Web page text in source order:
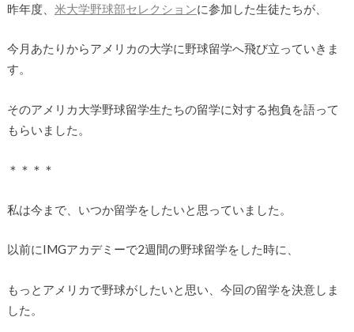
昨年度、 米大学野球部セレクションに参加した生徒たちが、
今月あたりからアメリカの大学に野球留学へ飛び立っていきま
す。
そのアメリカ大学野球留学生たちの留学に対する抱負を語って
もらいました。
＊＊＊＊
私は今まで、いつか留学をしたいと思っていました。
以前にIMGアカデミーで2週間の野球留学をした時に、
もっとアメリカで野球がしたいと思い、今回の留学を決意しま
した。